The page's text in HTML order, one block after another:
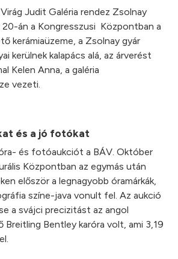
Judit Galéria rendez Zsolnay
án a Kongresszusi Központban a
kerámiaüzeme, a Zsolnay gyár
kerülnek kalapács alá, az árverést
Kelen Anna, a galéria
vezeti.
és a jó fotókat
és fotóaukciót a BÁV. Október
Központban az egymás után
először a legnagyobb óramárkák,
színe-java vonult fel. Az aukció
a svájci precizitást az angol
Breitling Bentley karóra volt, ami 3,19